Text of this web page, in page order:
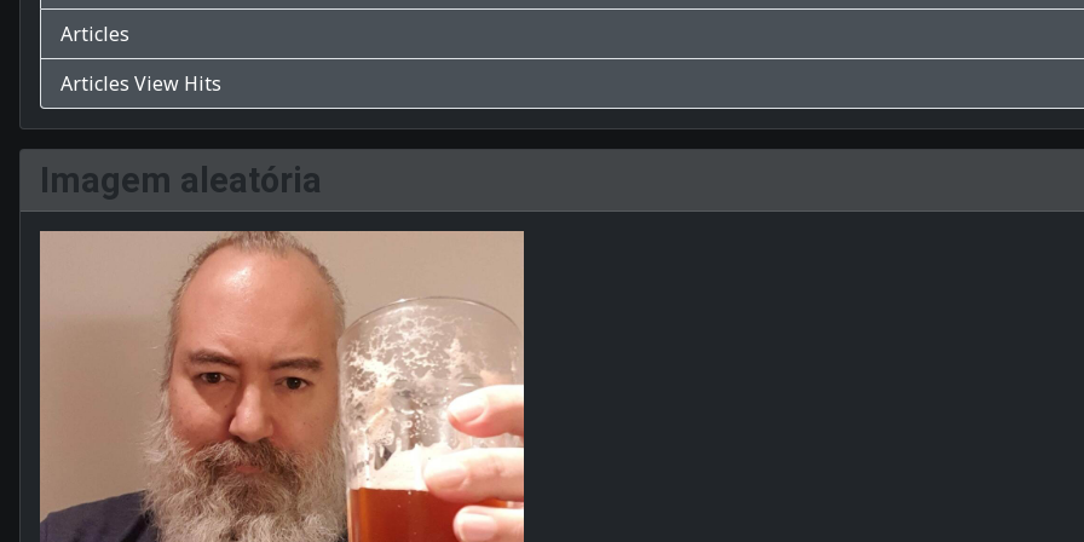
Articles
Articles View Hits
Imagem aleatória